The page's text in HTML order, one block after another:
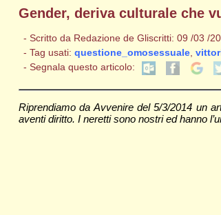
Gender, deriva culturale che
- Scritto da Redazione de Gliscritti: 09 /03 /
- Tag usati: questione_omosessuale,
- Segnala questo articolo:
Riprendiamo da Avvenire del 5/3/2014 un
aventi diritto. I neretti sono nostri ed hanno